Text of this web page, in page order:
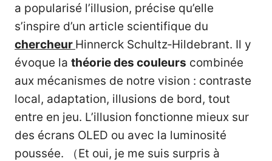
a popularisé l’illusion, précise qu’elle
s’inspire d’un article scientifique du
chercheur Hinnerck Schultz‑Hildebrant. Il y
évoque la théorie des couleurs combinée
aux mécanismes de notre vision : contraste
local, adaptation, illusions de bord, tout
entre en jeu. L’illusion fonctionne mieux sur
des écrans OLED ou avec la luminosité
poussée. （Et oui, je me suis surpris à